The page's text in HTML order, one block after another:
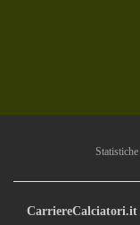
Statistiche
CarriereCalciatori.it